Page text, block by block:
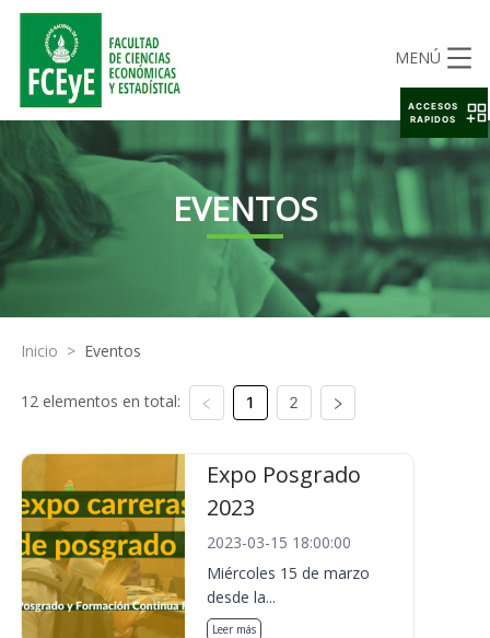
MENÚ
EVENTOS
Inicio > Eventos
12 elementos en total: 1 2
Expo Posgrado
2023
2023-03-15 18:00:00
Miércoles 15 de marzo
desde la...
Leer más
ACCESOS
RAPIDOS